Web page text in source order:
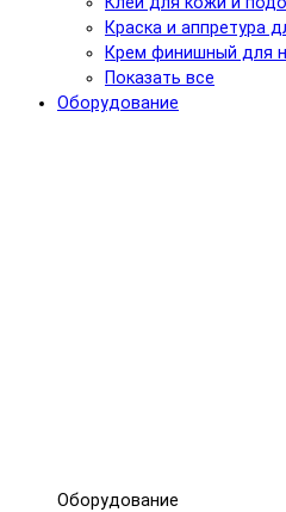
Краска и аппретура
Крем финишный для
Показать все
Оборудование
Оборудование